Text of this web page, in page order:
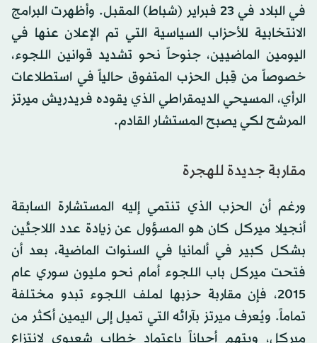
في البلاد في 23 فبراير (شباط) المقبل. وأظهرت البرامج
الانتخابية للأحزاب السياسية التي تم الإعلان عنها في
اليومين الماضيين، جنوحاً نحو تشديد قوانين اللجوء،
خصوصاً من قِبل الحزب المتفوق حالياً في استطلاعات
الرأي، المسيحي الديمقراطي الذي يقوده فريدريش ميرتز
المرشح لكي يصبح المستشار القادم.
مقاربة جديدة للهجرة
ورغم أن الحزب الذي تنتمي إليه المستشارة السابقة
أنجيلا ميركل كان هو المسؤول عن زيادة عدد اللاجئين
بشكل كبير في ألمانيا في السنوات الماضية، بعد أن
فتحت ميركل باب اللجوء أمام نحو مليون سوري عام
2015، فإن مقاربة حزبها لملف اللجوء تبدو مختلفة
تماماً. ويُعرف ميرتز بآرائه التي تميل إلى اليمين أكثر من
ميركل، ويتهم أحياناً باعتماد خطاب شعبوي لانتزاع